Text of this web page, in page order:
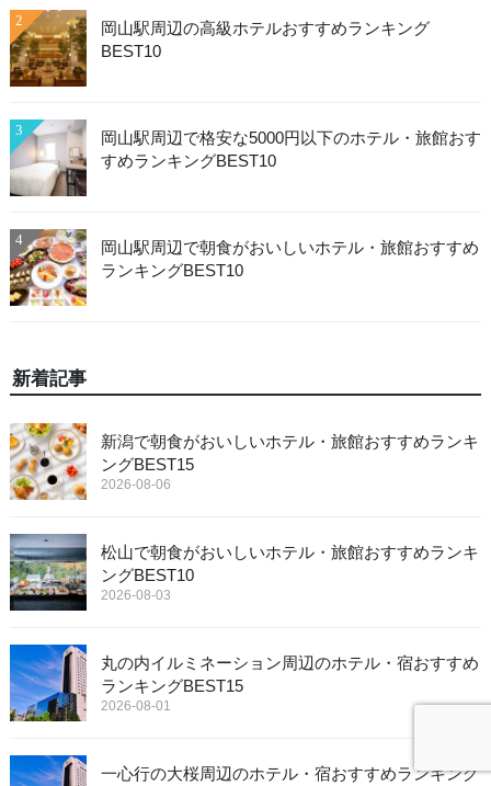
2
岡山駅周辺の高級ホテルおすすめランキング
BEST10
3
岡山駅周辺で格安な5000円以下のホテル・旅館おす
すめランキングBEST10
4
岡山駅周辺で朝食がおいしいホテル・旅館おすすめ
ランキングBEST10
新着記事
新潟で朝食がおいしいホテル・旅館おすすめランキ
ングBEST15
2026-08-06
松山で朝食がおいしいホテル・旅館おすすめランキ
ングBEST10
2026-08-03
丸の内イルミネーション周辺のホテル・宿おすすめ
ランキングBEST15
2026-08-01
一心行の大桜周辺のホテル・宿おすすめランキング